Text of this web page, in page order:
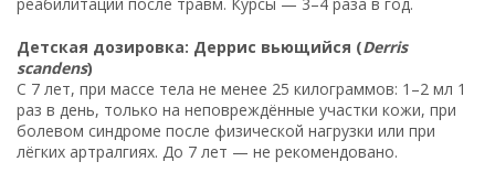
Детская дозировка: Деррис вьющийся (Derris
scandens)
С 7 лет, при массе тела не менее 25 килограммов: 1–2 мл 1
раз в день, только на неповреждённые участки кожи, при
болевом синдроме после физической нагрузки или при
лёгких артралгиях. До 7 лет — не рекомендовано.